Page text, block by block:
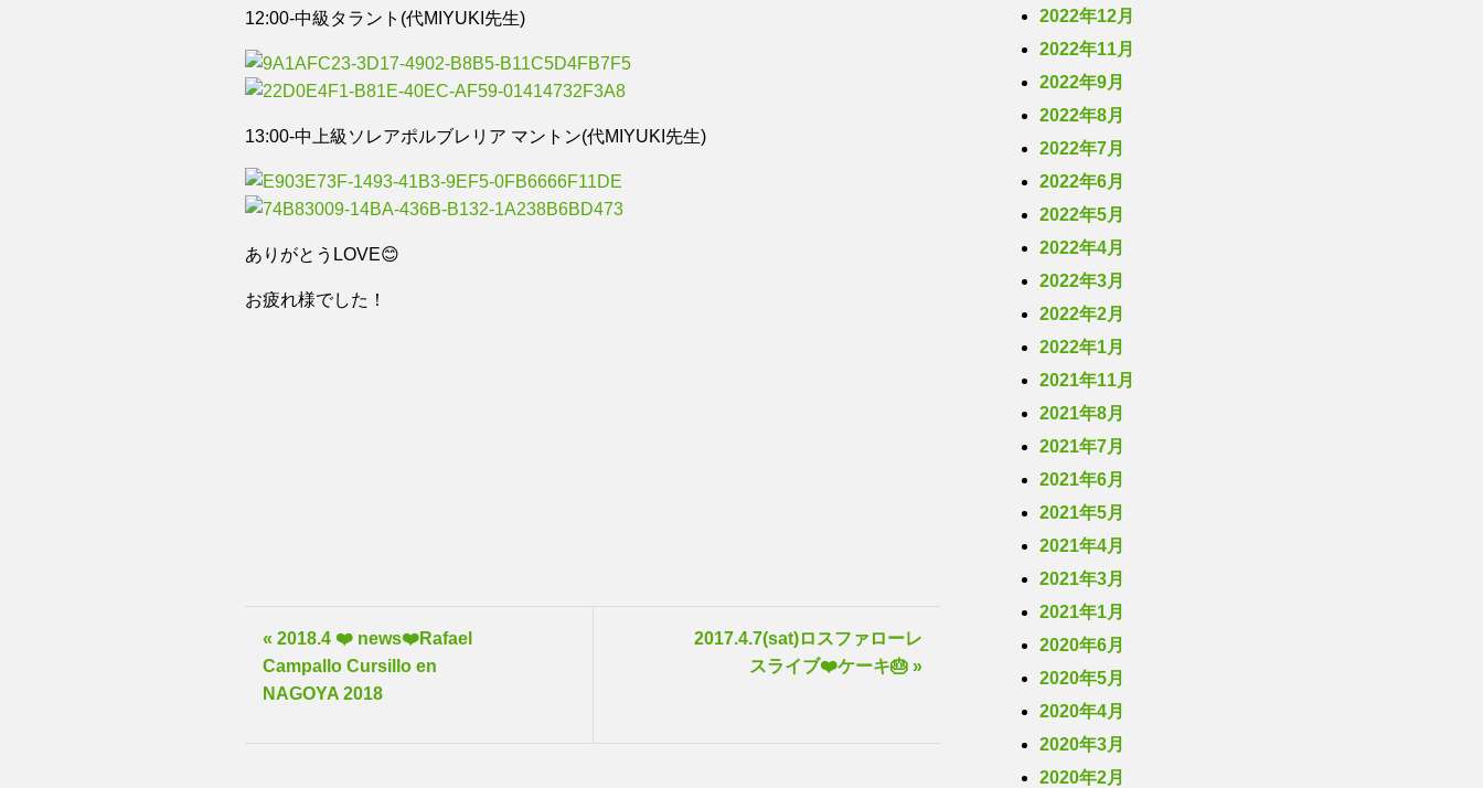
12:00-中級タラント(代MIYUKI先生)
13:00-中上級ソレアポルブレリア マントン(代MIYUKI先生)
ありがとうLOVE😊
お疲れ様でした！
« 2018.4 ❤️ news❤️Rafael
Campallo Cursillo en
NAGOYA 2018
2017.4.7(sat)ロスファローレ
スライブ❤️ケーキ🎂 »
2022年12月
2022年11月
2022年9月
2022年8月
2022年7月
2022年6月
2022年5月
2022年4月
2022年3月
2022年2月
2022年1月
2021年11月
2021年8月
2021年7月
2021年6月
2021年5月
2021年4月
2021年3月
2021年1月
2020年6月
2020年5月
2020年4月
2020年3月
2020年2月